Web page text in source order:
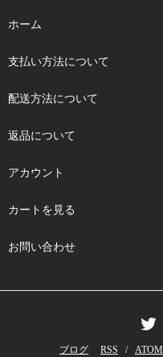
ホーム
支払い方法について
配送方法について
返品について
アカウント
カートを見る
お問い合わせ
ブログ RSS / ATOM